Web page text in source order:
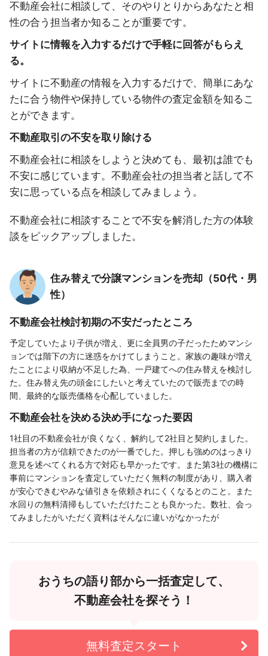
不動産会社に相談して、そのやりとりからあなたと相
性の合う担当者か知ることが重要です。
サイトに情報を入力するだけで手軽に回答がもらえ
る。
サイトに不動産の情報を入力するだけで、簡単にあな
たに合う物件や保持している物件の査定金額を知るこ
とができます。
不動産取引の不安を取り除ける
不動産会社に相談をしようと決めても、最初は誰でも
不安に感じています。不動産会社の担当者と話して不
安に思っている点を相談してみましょう。
不動産会社に相談することで不安を解消した方の体験
談をピックアップしました。
住み替えで分譲マンションを売却（50代・男
性）
不動産会社検討初期の不安だったところ
予定していたより子供が増え、更に全員男の子だったためマンシ
ョンでは階下の方に迷惑をかけてしまうこと。家族の趣味が増え
たことにより収納が不足した為、一戸建てへの住み替えを検討し
た。住み替え先の頭金にしたいと考えていたので販売までの時
間、最終的な販売価格を心配していました。
不動産会社を決める決め手になった要因
1社目の不動産会社が良くなく、解約して2社目と契約しました。
担当者の方が信頼できたのが一番でした。押しも強めのはっきり
意見を述べてくれる方で対応も早かったです。また第3社の機構に
事前にマンションを査定していただく無料の制度があり、購入者
が安心できむやみな値引きを依頼されにくくなるとのこと。また
水回りの無料清掃もしていただけたことも良かった。数社、会っ
てみましたがいただく資料はそんなに違いがなかったが
おうちの語り部から一括査定して、
不動産会社を探そう！
無料査定スタート